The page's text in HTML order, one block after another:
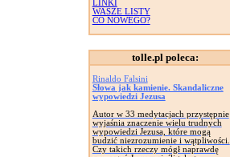
LINKI
WASZE LISTY
CO NOWEGO?
tolle.pl poleca:
Rinaldo Falsini
Słowa jak kamienie. Skandaliczne
wypowiedzi Jezusa
Autor w 33 medytacjach przystępnie
wyjaśnia znaczenie wielu trudnych
wypowiedzi Jezusa, które mogą
budzić niezrozumienie i wątpliwości.
Czy takich rzeczy mógł naprawdę